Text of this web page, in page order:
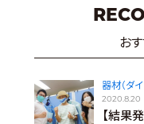
お
器材（ダイ
2020.8.20
【結果